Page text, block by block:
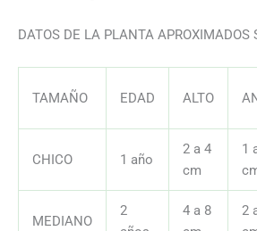
DATOS DE LA PLANTA APROXIMADOS
TAMAÑO EDAD ALTO
CHICO 1 año
2 a 4
cm
1
MEDIANO
2
4 a 8
2